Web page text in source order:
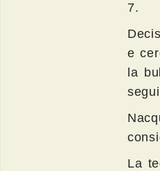
7.
e
la
La